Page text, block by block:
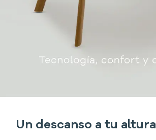
Un descanso a tu altura